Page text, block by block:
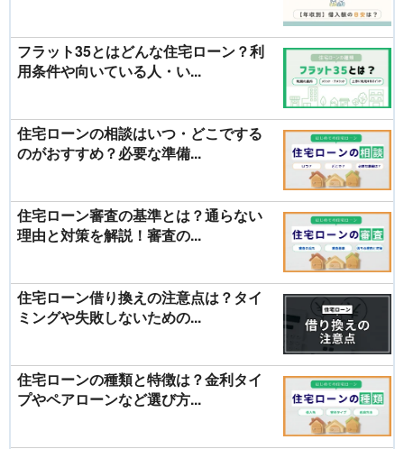
フラット35とはどんな住宅ローン？利
用条件や向いている人・い...
住宅ローンの相談はいつ・どこでする
のがおすすめ？必要な準備...
住宅ローン審査の基準とは？通らない
理由と対策を解説！審査の...
住宅ローン借り換えの注意点は？タイ
ミングや失敗しないための...
住宅ローンの種類と特徴は？金利タイ
プやペアローンなど選び方...